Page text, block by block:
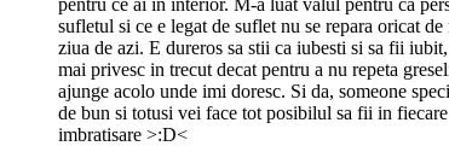
sufletul si ce e legat de suflet nu se repara oricat
ziua de azi. E dureros sa stii ca iubesti si sa fii
mai privesc in trecut decat pentru a nu repeta
ajunge acolo unde imi doresc. Si da, someone
de bun si totusi vei face tot posibilul sa fii in
imbratisare >:D<